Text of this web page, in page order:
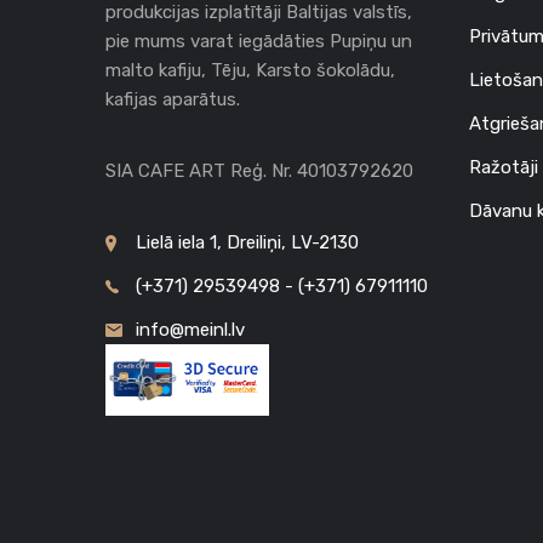
produkcijas izplatītāji Baltijas valstīs,
pie mums varat iegādāties Pupiņu un
malto kafiju, Tēju, Karsto šokolādu,
kafijas aparātus.
SIA CAFE ART Reģ. Nr. 40103792620
Lielā iela 1, Dreiliņi, LV-2130
(+371) 29539498 - (+371) 67911110
info@meinl.lv
Ražotāji
Dāvanu